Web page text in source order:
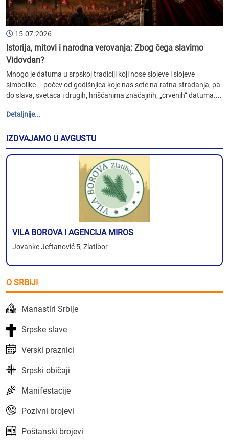
15.07.2026
Istorija, mitovi i narodna verovanja: Zbog čega slavimo
Vidovdan?
Mnogo je datuma u srpskoj tradiciji koji nose slojeve i slojeve
simbolike – počev od godišnjica koje nas sete na ratna stradanja, pa
do slava, svetaca i drugih, hrišćanima značajnih, „crvenih“ datuma....
Detaljnije...
IZDVAJAMO U AVGUSTU
VILA BOROVA I AGENCIJA MIROS
Jovanke Jeftanović 5, Zlatibor
O SRBIJI
Manastiri Srbije
Srpske slave
Verski praznici
Srpski običaji
Manifestacije
Pozivni brojevi
Poštanski brojevi